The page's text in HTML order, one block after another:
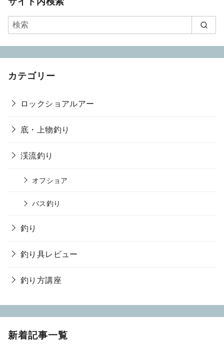
カテゴリー
ロックショアルアー
底・上物釣り
渓流釣り
オフショア
バス釣り
釣り
釣り具レビュー
釣り方講座
新着記事一覧